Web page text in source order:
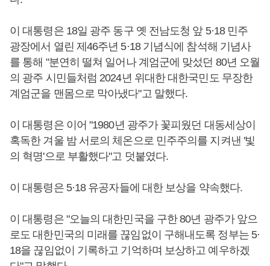
이 대통령은 18일 광주 동구 옛 전남도청 앞 5·18 민주
광장에서 열린 제46주년 5·18 기념식에 참석해 기념사
를 통해 "분연히 떨쳐 일어나 계엄군에 맞섰던 80년 오월
의 광주 시민들처럼 2024년 위대한 대한국민도 무장한
계엄군을 맨몸으로 막아냈다"고 말했다.
이 대통령은 이어 "1980년 광주가 꽃피웠던 대동세상이
혹독한 겨울 밤 서로의 체온으로 민주주의를 지켜낸 '빛
의 혁명'으로 부활했다"고 덧붙였다.
이 대통령은 5·18 유공자들에 대한 보상을 약속했다.
이 대통령은 "오늘의 대한민국을 구한 80년 광주가 앞으
로도 대한민국의 미래를 끊임없이 구해내도록 정부는 5·
18을 끊임없이 기록하고 기억하며 보상하고 예우하겠